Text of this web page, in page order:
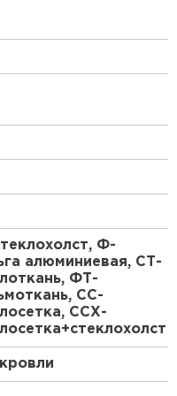
утеплителя, а
зданий
Ф-
алюминиевая, СТ-
ФТ-
СС-
ССХ-
Penoplex